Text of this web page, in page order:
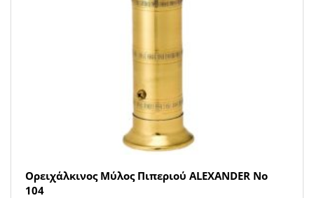
Ορειχάλκινος Μύλος Πιπεριού ALEXANDER Νο
104